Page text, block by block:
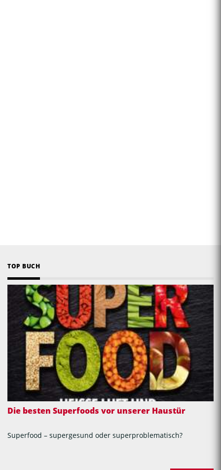
TOP BUCH
Die besten Superfoods vor unserer Haustür
Superfood – supergesund oder superproblematisch?